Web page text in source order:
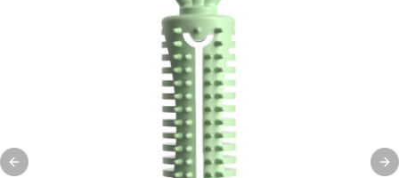
Previous slide